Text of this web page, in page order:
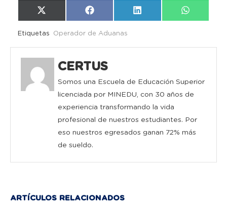
Compartir
en
X
(Twitter)
Compartir
en
Facebook
Compartir
en
LinkedIn
Compartir
en
Etiquetas Operador de Aduanas
CERTUS
Somos una Escuela de Educación Superior
licenciada por MINEDU, con 30 años de
experiencia transformando la vida
profesional de nuestros estudiantes. Por
eso nuestros egresados ganan 72% más
de sueldo.
ARTÍCULOS RELACIONADOS